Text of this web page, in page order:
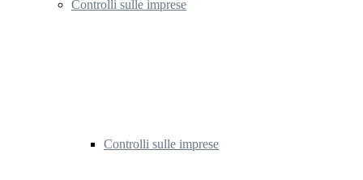
Controlli sulle imprese
Controlli sulle imprese